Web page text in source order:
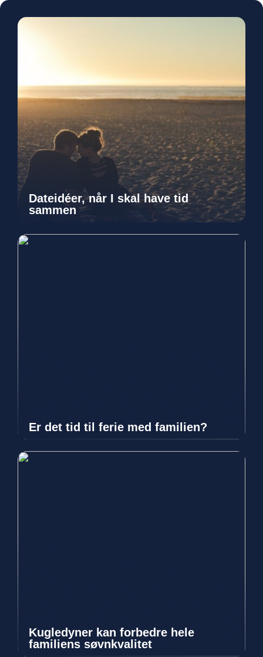
Dateidéer, når I skal have tid
sammen
Er det tid til ferie med familien?
Kugledyner kan forbedre hele
familiens søvnkvalitet